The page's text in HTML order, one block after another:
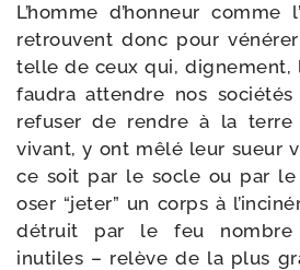
L’homme d’honneur
retrouvent donc pour
telle de ceux qui, digne­ment,
fau­dra attendre nos
refu­ser de rendre à la
vivant, y ont mêlé leur sueur
ce soit par le socle ou par le
oser “jeter” un corps à
détruit par le feu nombre
inutiles – relève de la plus